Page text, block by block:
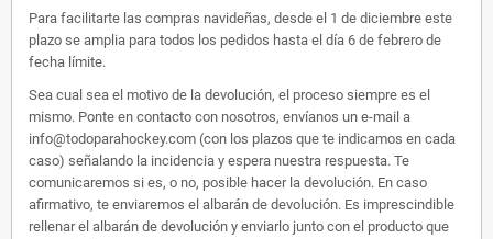
Para facilitarte las compras navideñas, desde el 1 de diciembre este
plazo se amplia para todos los pedidos hasta el día 6 de febrero de
fecha límite.
Sea cual sea el motivo de la devolución, el proceso siempre es el
mismo. Ponte en contacto con nosotros, envíanos un e-mail a
info@todoparahockey.com (con los plazos que te indicamos en cada
caso) señalando la incidencia y espera nuestra respuesta. Te
comunicaremos si es, o no, posible hacer la devolución. En caso
afirmativo, te enviaremos el albarán de devolución. Es imprescindible
rellenar el albarán de devolución y enviarlo junto con el producto que